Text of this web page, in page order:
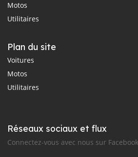
Motos
Utilitaires
Plan du site
Voitures
Motos
Utilitaires
Réseaux sociaux et flux
Connectez-vous avec nous sur